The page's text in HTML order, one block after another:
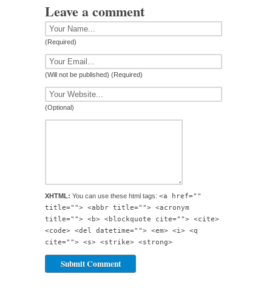
Quanto
Filippi nel
2019?
Leave a comment
(Required)
(Will not be published) (Required)
(Optional)
XHTML: You can use these html tags: <a href=""
title=""> <abbr title=""> <acronym
title=""> <b> <blockquote cite=""> <cite>
<code> <del datetime=""> <em> <i> <q
cite=""> <s> <strike> <strong>